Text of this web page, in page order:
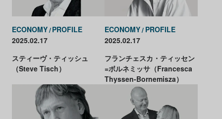
ECONOMY PROFILE
2025.02.17
スティーヴ・ティッシュ
（Steve Tisch）
ECONOMY PROFILE
2025.02.17
フランチェスカ・ティッセン
=ボルネミッサ（Francesca
Thyssen-Bornemisza）